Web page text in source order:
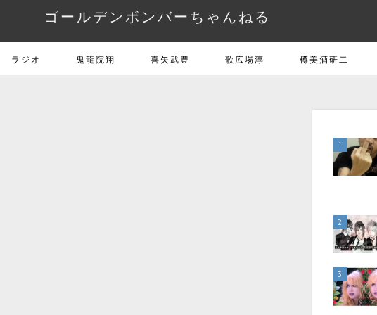
ゴールデンボンバーちゃんねる
ラジオ 鬼龍院翔 喜矢武豊 歌広場淳 樽美酒研二
1
2
3